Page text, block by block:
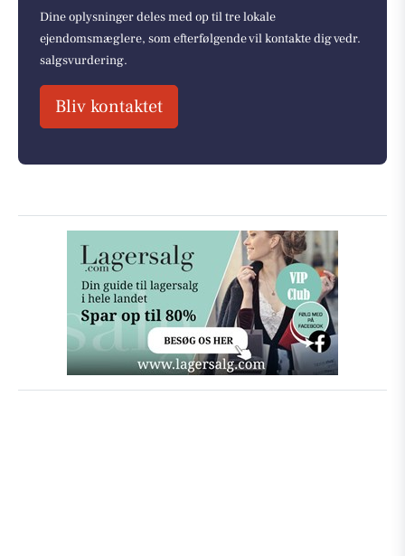
Dine oplysninger deles med op til tre lokale
ejendomsmæglere, som efterfølgende vil kontakte dig vedr.
salgsvurdering.
Bliv kontaktet